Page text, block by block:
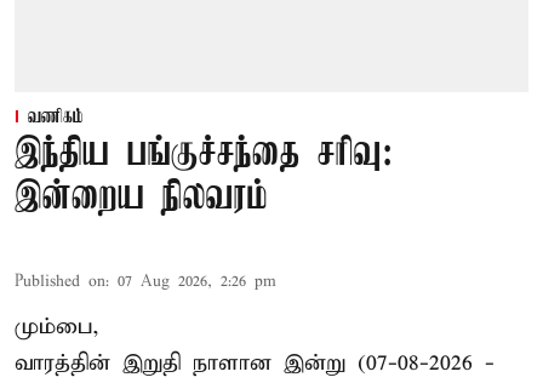
வணிகம்
இந்திய பங்குச்சந்தை சரிவு:
இன்றைய நிலவரம்
Published on: 07 Aug 2026, 2:26 pm
மும்பை,
வாரத்தின் இறுதி நாளான இன்று (07-08-2026 -